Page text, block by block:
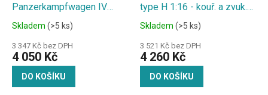
Panzerkampfwagen IV
Ausf (F2 Type) 1:16 zvuk. a
kouř. efekty,střílí kuličky
Skladem (>5 ks)
3 347 Kč bez DPH
4 050 Kč
DO KOŠÍKU
type H 1:16 - kouř. a zvuk.
efekty, střílí kuličky
Skladem (>5 ks)
3 521 Kč bez DPH
4 260 Kč
DO KOŠÍKU